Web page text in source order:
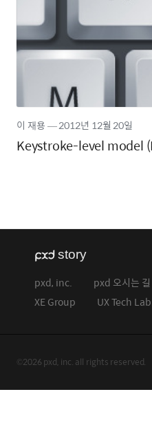
Keystroke-level model
이 재용―2012년 12월 20일
pxd, inc.
pxd 오시는 길
XE Group
UX Tech
©2026 pxd, inc. all rights reserved.